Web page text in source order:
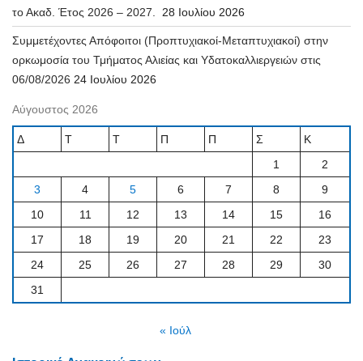
το Ακαδ. Έτος 2026 – 2027.
28 Ιουλίου 2026
Συμμετέχοντες Απόφοιτοι (Προπτυχιακοί-Μεταπτυχιακοί) στην
ορκωμοσία του Τμήματος Αλιείας και Υδατοκαλλιεργειών στις
06/08/2026 24 Ιουλίου 2026
Αύγουστος 2026
Δ Τ Τ Π Π Σ
Κ
1
2
3
4 5 6 7 8
9
10
11 12 13 14 15
16
17
18 19 20 21 22
23
24
25 26 27 28 29
30
31
« Ιούλ